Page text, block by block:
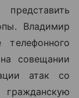
Владимир
совещании
атак со